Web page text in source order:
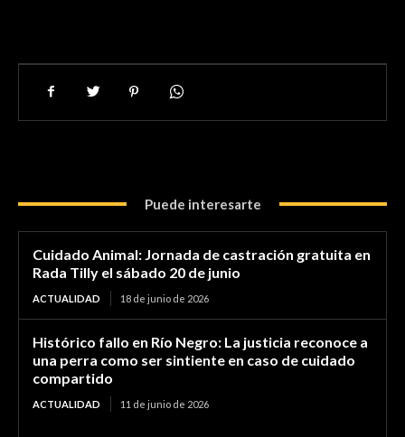
Puede interesarte
Cuidado Animal: Jornada de castración gratuita en
Rada Tilly el sábado 20 de junio
ACTUALIDAD 18 de junio de 2026
Histórico fallo en Río Negro: La justicia reconoce a
una perra como ser sintiente en caso de cuidado
compartido
ACTUALIDAD 11 de junio de 2026